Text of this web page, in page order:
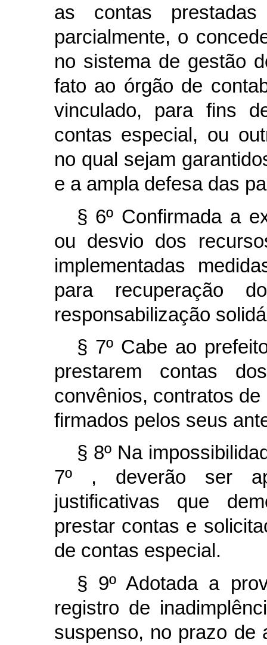
as contas
parcialmente, o
no sistema de gestão
fato ao órgão de
vinculado, para fins
contas especial, ou
no qual sejam
e a ampla defesa das
§ 6º Confirmada a
ou desvio dos
implementadas
para recuperação
responsabilização
§ 7º Cabe ao
prestarem contas
convênios, contratos
firmados pelos seus
§ 8º Na
7º , deverão ser
justificativas que
prestar contas e
de contas especial.
§ 9º Adotada a
registro de
suspenso, no prazo de